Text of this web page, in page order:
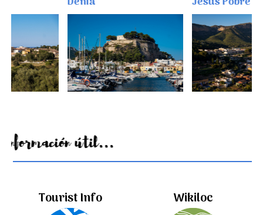
Información útil...
Tourist Info Wikiloc